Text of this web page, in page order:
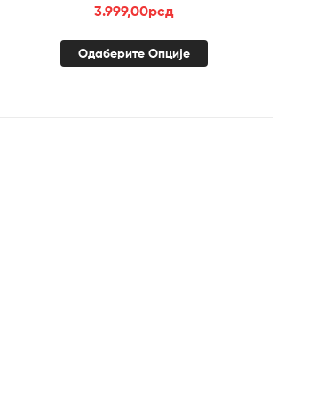
3.999,00рсд
Одаберите Опције